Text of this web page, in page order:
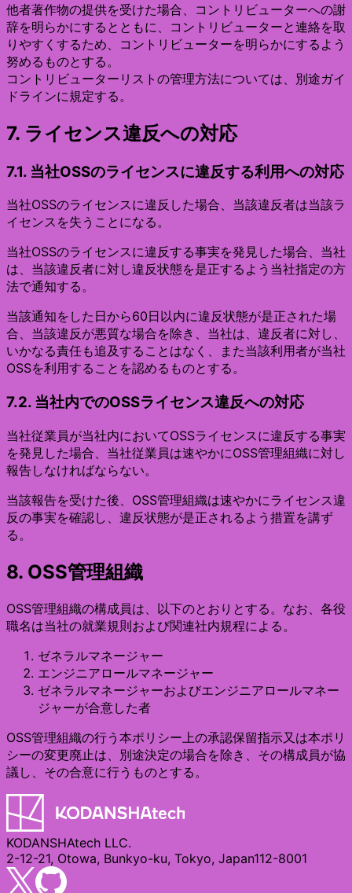
他者著作物の提供を受けた場合、コントリビューターへの謝
辞を明らかにするとともに、コントリビューターと連絡を取
りやすくするため、コントリビューターを明らかにするよう
努めるものとする。
コントリビューターリストの管理方法については、別途ガイ
ドラインに規定する。
7. ライセンス違反への対応
7.1. 当社OSSのライセンスに違反する利用への対応
当社OSSのライセンスに違反した場合、当該違反者は当該ラ
イセンスを失うことになる。
当社OSSのライセンスに違反する事実を発見した場合、当社
は、当該違反者に対し違反状態を是正するよう当社指定の方
法で通知する。
当該通知をした日から60日以内に違反状態が是正された場
合、当該違反が悪質な場合を除き、当社は、違反者に対し、
いかなる責任も追及することはなく、また当該利用者が当社
OSSを利用することを認めるものとする。
7.2. 当社内でのOSSライセンス違反への対応
当社従業員が当社内においてOSSライセンスに違反する事実
を発見した場合、当社従業員は速やかにOSS管理組織に対し
報告しなければならない。
当該報告を受けた後、OSS管理組織は速やかにライセンス違
反の事実を確認し、違反状態が是正されるよう措置を講ず
る。
8. OSS管理組織
OSS管理組織の構成員は、以下のとおりとする。なお、各役
職名は当社の就業規則および関連社内規程による。
ゼネラルマネージャー
エンジニアロールマネージャー
ゼネラルマネージャーおよびエンジニアロールマネー
ジャーが合意した者
OSS管理組織の行う本ポリシー上の承認保留指示又は本ポリ
シーの変更廃止は、別途決定の場合を除き、その構成員が協
議し、その合意に行うものとする。
KODANSHAtech LLC.
2-12-21, Otowa, Bunkyo-ku, Tokyo, Japan112-8001